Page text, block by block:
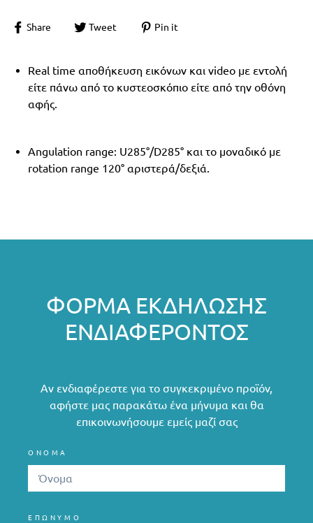
Share Tweet Pin it
Real time αποθήκευση εικόνων και video με εντολή
είτε πάνω από το κυστεοσκόπιο είτε από την οθόνη
αφής.
Angulation range: U285°/D285° και το μοναδικό με
rotation range 120° αριστερά/δεξιά.
ΦΌΡΜΑ ΕΚΔΉΛΩΣΗΣ
ΕΝΔΙΑΦΈΡΟΝΤΟΣ
Αν ενδιαφέρεστε για το συγκεκριμένο προϊόν,
αφήστε μας παρακάτω ένα μήνυμα και θα
επικοινωνήσουμε εμείς μαζί σας
ΟΝΟΜΑ
ΕΠΩΝΥΜΟ